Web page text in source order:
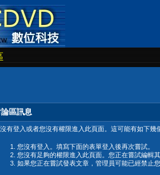
區訊息
有登入或者您沒有權限進入此頁面。這可能有如下幾
您沒有登入。填寫下面的表單登入後再次嘗試。
您沒有足夠的權限進入此頁面。您正在嘗試編輯
如果您正在嘗試發表文章，管理員可能已經禁止